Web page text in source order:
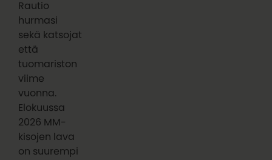
Rautio
hurmasi
sekä katsojat
että
tuomariston
viime
vuonna.
Elokuussa
2026 MM-
kisojen lava
on suurempi